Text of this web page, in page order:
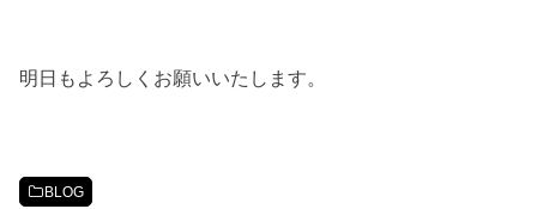
明日もよろしくお願いいたします。
BLOG